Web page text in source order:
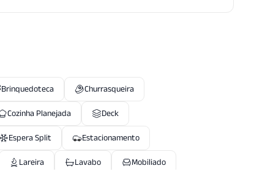
Brinquedoteca
Churrasqueira
Cozinha Planejada
Deck
Espera Split
Estacionamento
Lareira Lavabo
Mobiliado